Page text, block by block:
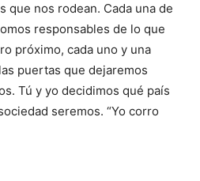
que nos rodean. Cada una de
responsables de lo que
próximo, cada uno y una
puertas que dejaremos
Tú y yo decidimos qué país
seremos. “Yo corro